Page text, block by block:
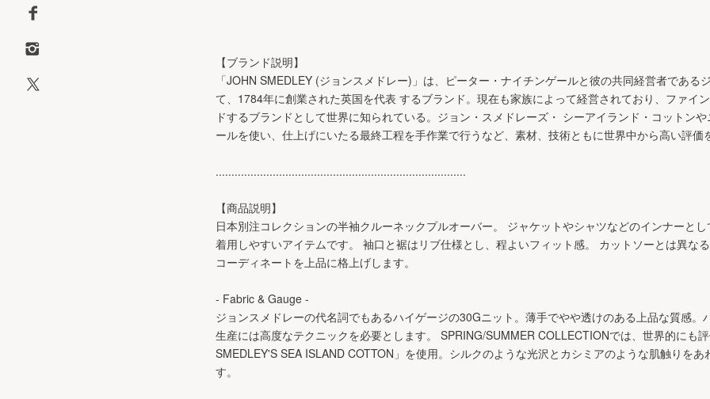
【ブランド説明】
「JOHN SMEDLEY (ジョンスメドレー)」は、ピーター・ナイチンゲールと彼の共同経営者である
て、1784年に創業された英国を代表 するブランド。現在も家族によって経営されており、ファイ
ドするブランドとして世界に知られている。ジョン・スメドレーズ・ シーアイランド・コットン
ールを使い、仕上げにいたる最終工程を手作業で行うなど、素材、技術ともに世界中から高い評価
...............................................................................
【商品説明】
日本別注コレクションの半袖クルーネックプルオーバー。 ジャケットやシャツなどのインナーと
着用しやすいアイテムです。 袖口と裾はリブ仕様とし、程よいフィット感。 カットソーとは異な
コーディネートを上品に格上げします。
- Fabric & Gauge -
ジョンスメドレーの代名詞でもあるハイゲージの30Gニット。薄手でやや透けのある上品な質感。
生産には高度なテクニックを必要とします。 SPRING/SUMMER COLLECTIONでは、世界的にも
SMEDLEY'S SEA ISLAND COTTON」を使用。シルクのような光沢とカシミアのような肌触りを
す。